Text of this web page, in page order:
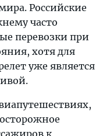
Российские
часто
перевозки при
хотя для
уже является